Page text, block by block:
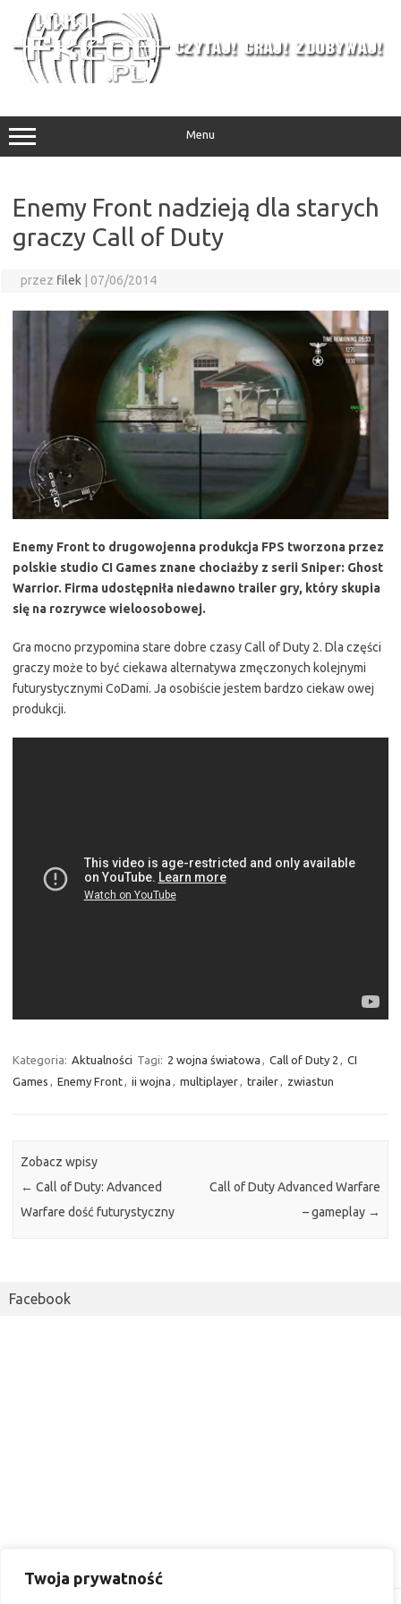
Twoja prywatność
treści
Menu
Enemy Front nadzieją dla starych
graczy Call of Duty
przez filek 07/06/2014
Enemy Front to drugowojenna produkcja FPS tworzona przez
polskie studio CI Games znane chociażby z serii Sniper: Ghost
Warrior. Firma udostępniła niedawno trailer gry, który skupia
się na rozrywce wieloosobowej.
Gra mocno przypomina stare dobre czasy Call of Duty 2. Dla części
graczy może to być ciekawa alternatywa zmęczonych kolejnymi
futurystycznymi CoDami. Ja osobiście jestem bardzo ciekaw owej
produkcji.
Kategoria: Aktualności Tagi: 2 wojna światowa , Call of Duty 2 , CI
Games , Enemy Front, ii wojna , multiplayer, trailer, zwiastun
Zobacz wpisy
← Call of Duty: Advanced
Warfare dość futurystyczny
Call of Duty Advanced Warfare
– gameplay →
Facebook